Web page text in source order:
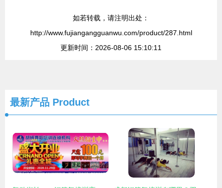
如若转载，请注明出处：
http://www.fujiangangguanwu.com/product/287.html
更新时间：2026-08-06 15:10:11
最新产品 Product